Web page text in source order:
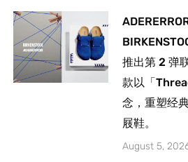
推出第 2 弹
款以「
念，重塑经
屐鞋。
August 5,